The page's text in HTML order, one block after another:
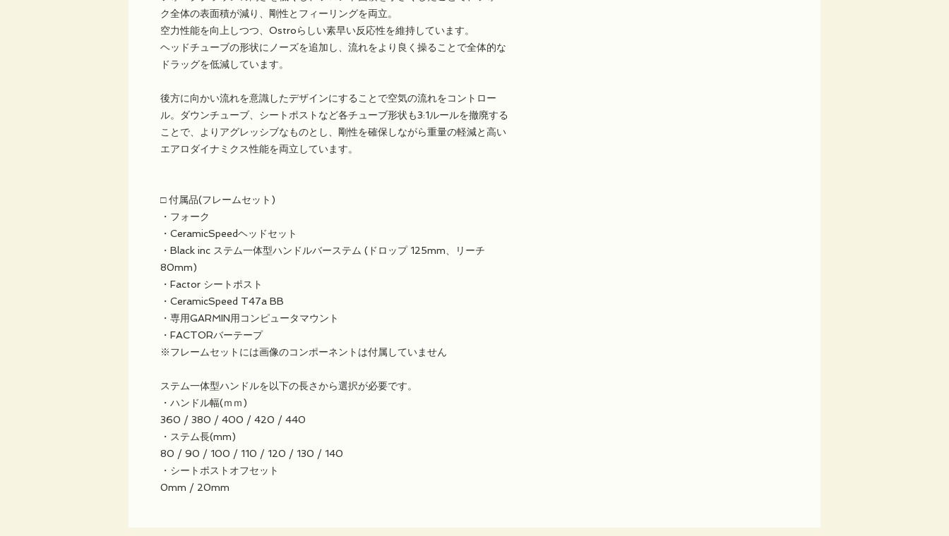
ク全体の表面積が減り、剛性とフィーリングを両立。
空力性能を向上しつつ、Ostroらしい素早い反応性を維持しています。
ヘッドチューブの形状にノーズを追加し、流れをより良く操ることで全体的な
ドラッグを低減しています。
後方に向かい流れを意識したデザインにすることで空気の流れをコントロー
ル。ダウンチューブ、シートポストなど各チューブ形状も3:1ルールを撤廃する
ことで、よりアグレッシブなものとし、剛性を確保しながら重量の軽減と高い
エアロダイナミクス性能を両立しています。
□ 付属品(フレームセット)
・フォーク
・CeramicSpeedヘッドセット
・Black inc ステム一体型ハンドルバーステム (ドロップ 125mm、リーチ
80mm)
・Factor シートポスト
・CeramicSpeed T47a BB
・専用GARMIN用コンピュータマウント
・FACTORバーテープ
※フレームセットには画像のコンポーネントは付属していません
ステム一体型ハンドルを以下の長さから選択が必要です。
・ハンドル幅(ｍｍ)
360 / 380 / 400 / 420 / 440
・ステム長(mm)
80 / 90 / 100 / 110 / 120 / 130 / 140
・シートポストオフセット
0mm / 20mm